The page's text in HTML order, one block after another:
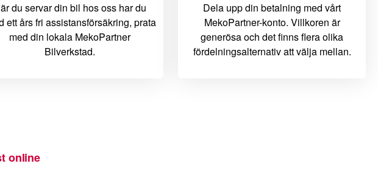
du servar din bil hos oss har du
ett års fri assistansförsäkring, prata
med din lokala MekoPartner
Bilverkstad.
Dela upp din betalning med vårt
MekoPartner-konto. Villkoren är
generösa och det finns flera olika
fördelningsalternativ att välja mellan.
online